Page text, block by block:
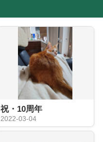
祝・10周年
2022-03-04